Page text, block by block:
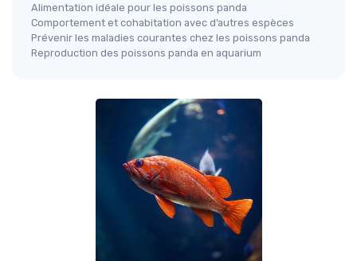
Alimentation idéale pour les poissons panda
Comportement et cohabitation avec d’autres espèces
Prévenir les maladies courantes chez les poissons panda
Reproduction des poissons panda en aquarium